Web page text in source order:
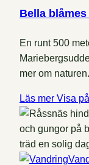
Bella
En runt 500
mer om naturen.
Läs mer Visa